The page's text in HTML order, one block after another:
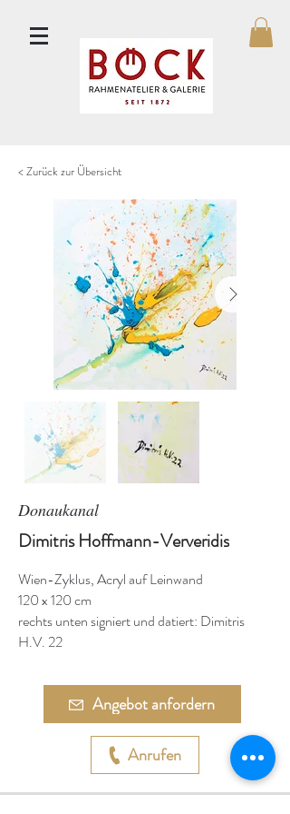
< Zurück zur Übersicht
Donaukanal
Dimitris Hoffmann-Ververidis
Wien-Zyklus, Acryl auf Leinwand
120 x 120 cm
rechts unten signiert und datiert: Dimitris
H.V. 22
Angebot anfordern
Anrufen